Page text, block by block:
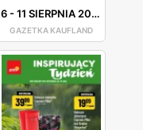
6-11 SIERPNIA 2026
GAZETKA KAUFLAND